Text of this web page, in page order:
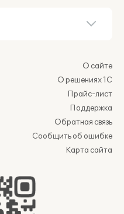
О сайте
О решениях 1С
Прайс-лист
Поддержка
Обратная связь
Сообщить об ошибке
Карта сайта